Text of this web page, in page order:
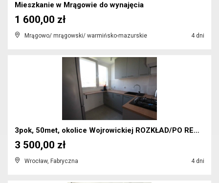
Mieszkanie w Mrągowie do wynajęcia
Mrągowo/ mrągowski/ warmińsko-mazurskie 4 dni
1 600,00 zł
3pok, 50met, okolice Wojrowickiej ROZKŁAD/PO REMON...
Wrocław, Fabryczna 4 dni
3 500,00 zł